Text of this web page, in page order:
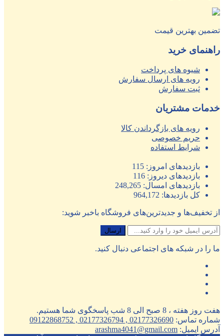
تضمین بهترین قیمت
راهنمای خرید
شیوه های پرداخت
رویه های ارسال سفارش
ثبت سفارش
خدمات مشتریان
رویه های بازگرداندن کالا
حریم خصوصی
شرایط استفاده
بازدیدهای امروز: 115
بازدیدهای دیروز: 116
بازدیدهای امسال: 248,265
کل بازدیدها: 964,172
از تخفیف‌ها و جدیدترین‌های فروشگاه باخبر شوید:
ما را در شبکه های اجتماعی دنبال کنید.
هفت روز هفته ، 8 صبح الی 8 شب پاسخگوی شما هستیم.
شماره تماس: 02177326690 , 02177326794 , 09122868752
آدرس ایمیل: arashma4041@gmail.com